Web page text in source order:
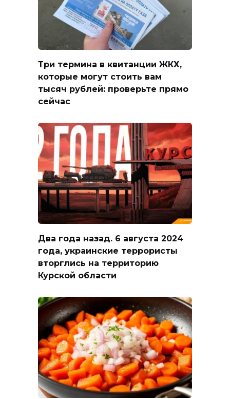
Три термина в квитанции ЖКХ,
которые могут стоить вам
тысяч рублей: проверьте прямо
сейчас
Два года назад. 6 августа 2024
года, украинские террористы
вторглись на территорию
Курской области